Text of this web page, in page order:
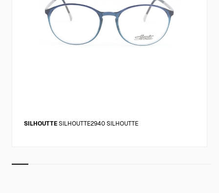
SILHOUTTE SILHOUTTE2940 SILHOUTTE